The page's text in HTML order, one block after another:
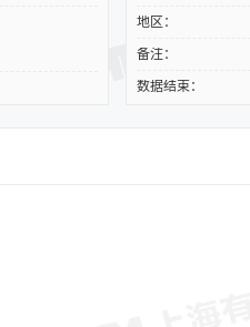
地区：
备注：
数据结束：